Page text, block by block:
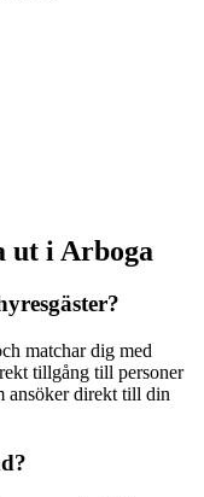
ut i Arboga
matchar dig med
tillgång till personer
ansöker direkt till din